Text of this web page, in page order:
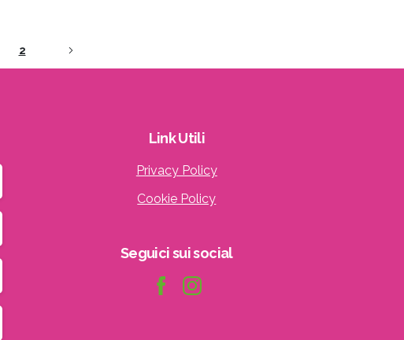
2
LinkUtili
Privacy Policy
Cookie Policy
Seguicisuisocial